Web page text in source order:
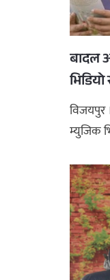
बादल
विजयपुर
म्युजिक